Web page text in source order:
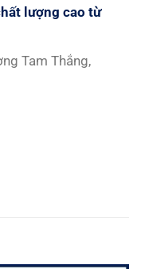
lượng cao từ
Tam Thắng,